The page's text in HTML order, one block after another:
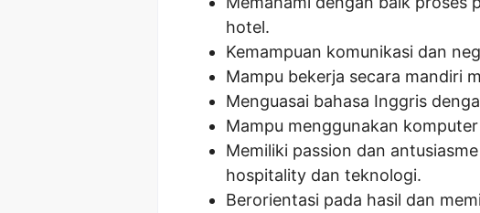
hotel.
Kemampuan komunikasi dan
Mampu bekerja secara mandiri
Menguasai bahasa Inggris
Mampu menggunakan
Memiliki passion dan
hospitality dan teknologi.
Berorientasi pada hasil dan